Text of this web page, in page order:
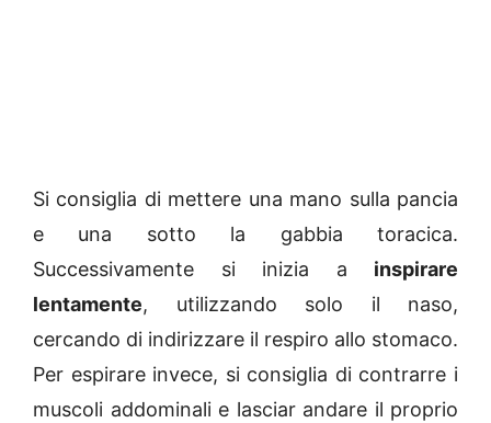
Si consiglia di mettere una mano sulla pancia
e una sotto la gabbia toracica.
Successivamente si inizia a inspirare
lentamente, utilizzando solo il naso,
cercando di indirizzare il respiro allo stomaco.
Per espirare invece, si consiglia di contrarre i
muscoli addominali e lasciar andare il proprio